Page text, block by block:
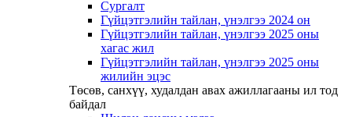
Сургалт
Гүйцэтгэлийн тайлан, үнэлгээ 2024 он
Гүйцэтгэлийн тайлан, үнэлгээ 2025 оны
хагас жил
Гүйцэтгэлийн тайлан, үнэлгээ 2025 оны
жилийн эцэс
Төсөв, санхүү, худалдан авах ажиллагааны ил тод
байдал